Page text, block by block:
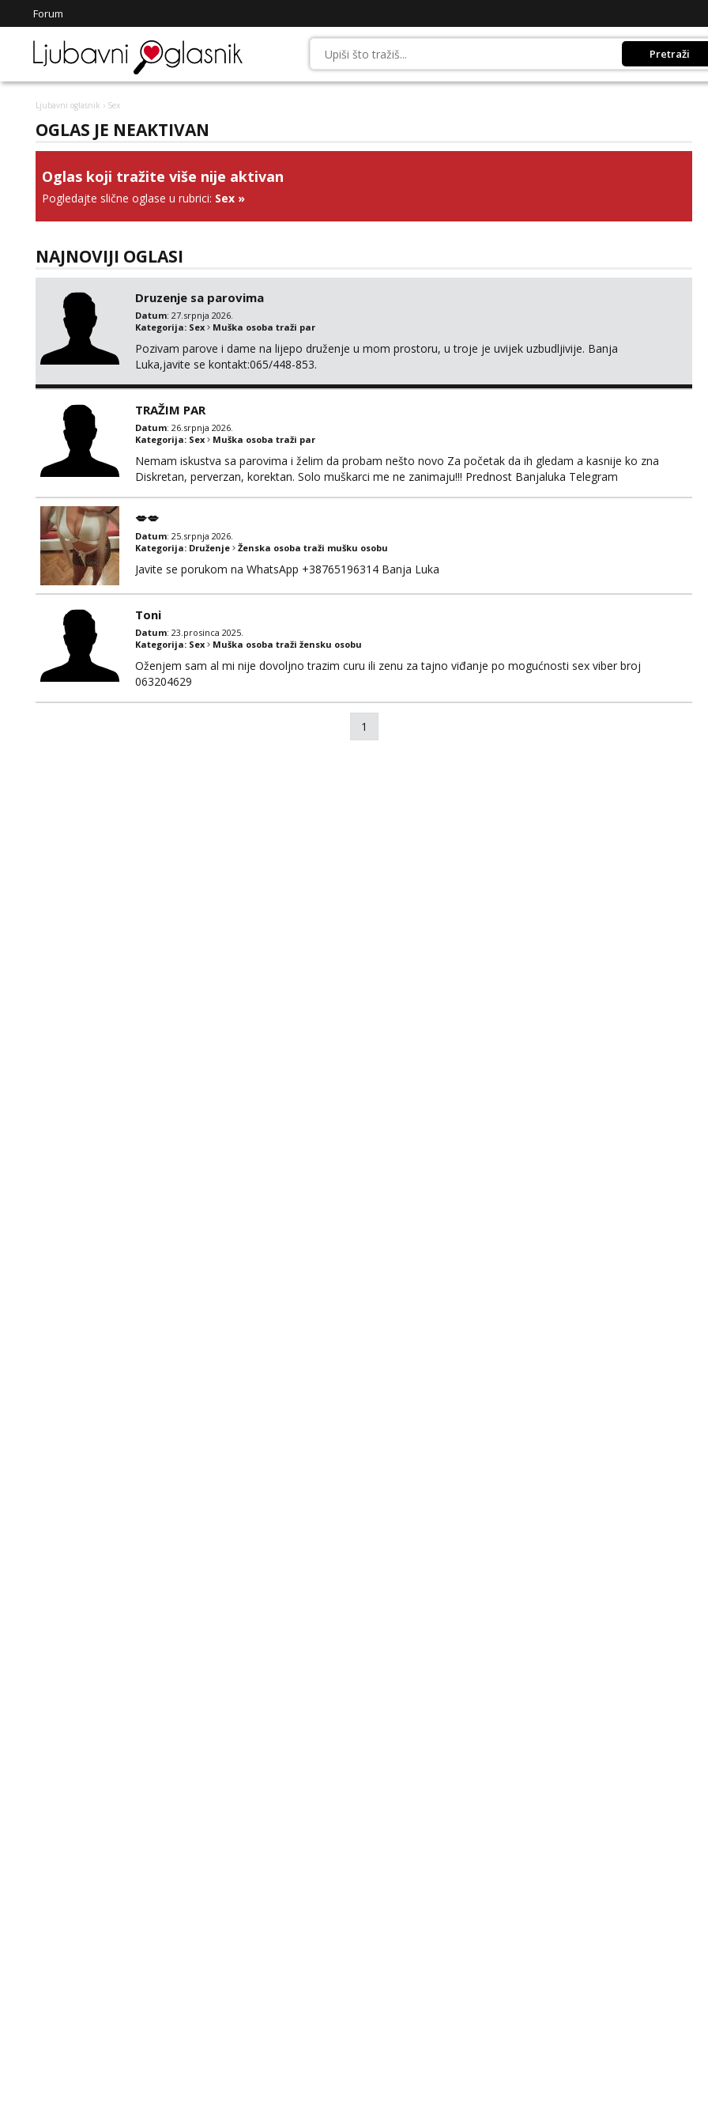
Forum
Pretraži
Ljubavni oglasnik › Sex
OGLAS JE NEAKTIVAN
Oglas koji tražite više nije aktivan
Pogledajte slične oglase u rubrici: Sex »
NAJNOVIJI OGLASI
Druzenje sa parovima
Datum: 27.srpnja 2026.
Kategorija: Sex Muška osoba traži par
Pozivam parove i dame na lijepo druženje u mom prostoru, u troje je uvijek uzbudljivije. Banja
Luka,javite se kontakt:065/448-853.
TRAŽIM PAR
Datum: 26.srpnja 2026.
Kategorija: Sex Muška osoba traži par
Nemam iskustva sa parovima i želim da probam nešto novo Za početak da ih gledam a kasnije ko zna
Diskretan, perverzan, korektan. Solo muškarci me ne zanimaju!!! Prednost Banjaluka Telegram
💋💋
Datum: 25.srpnja 2026.
Kategorija: Druženje Ženska osoba traži mušku osobu
Javite se porukom na WhatsApp +38765196314 Banja Luka
Toni
Datum: 23.prosinca 2025.
Kategorija: Sex Muška osoba traži žensku osobu
Oženjem sam al mi nije dovoljno trazim curu ili zenu za tajno viđanje po mogućnosti sex viber broj
063204629
1